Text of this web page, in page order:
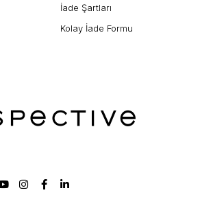
İade Şartları
Kolay İade Formu